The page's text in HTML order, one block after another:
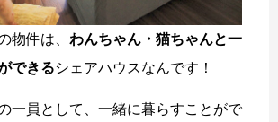
物件は、 わんちゃん・猫ちゃんと一
できるシェアハウスなんです！
一員として、一緒に暮らすことがで